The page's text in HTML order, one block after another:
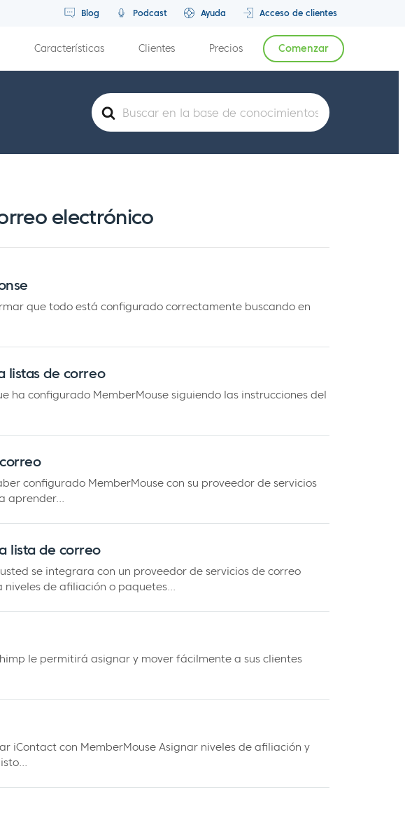
Blog Podcast Ayuda Acceso de clientes
Características Clientes Precios Comenzar
Buscar
electrónico
que todo está configurado correctamente buscando en
listas de correo
ha configurado MemberMouse siguiendo las instrucciones del
configurado MemberMouse con su proveedor de servicios
lista de correo
se integrara con un proveedor de servicios de correo
de afiliación o paquetes...
le permitirá asignar y mover fácilmente a sus clientes
iContact con MemberMouse Asignar niveles de afiliación y